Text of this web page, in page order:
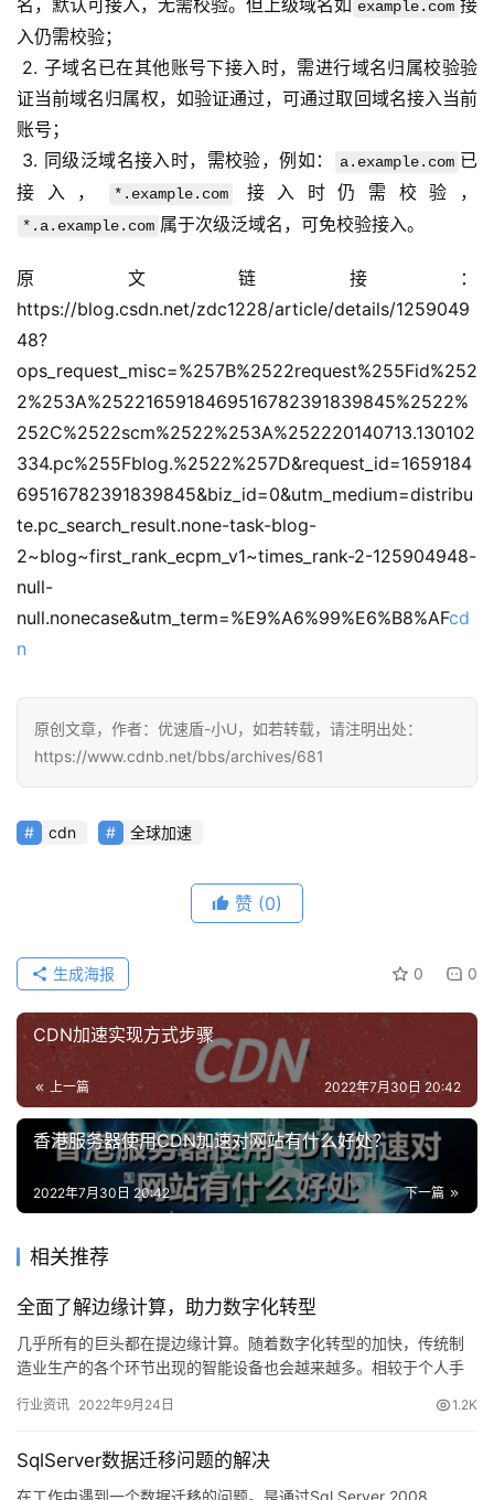
公
告
问
答
社
优
速
盾
动
登录 注册
example.com
入仍需校验；
证当前域名归属权，如验证通过，可通过取回域名接入当前
账号；
3. 同级泛域名接入时，需校验，例如：
a.example.com 已
接入，
*.example.com 接入时仍需校验，
*.a.example.com 属于次级泛域名，可免校验接入。
原文链接：
https://blog.csdn.net/zdc1228/article/details/1259049
48?
ops_request_misc=%257B%2522request%255Fid%252
2%253A%2522165918469516782391839845%2522%
252C%2522scm%2522%253A%252220140713.130102
334.pc%255Fblog.%2522%257D&request_id=1659184
69516782391839845&biz_id=0&utm_medium=distribu
te.pc_search_result.none-task-blog-
2~blog~first_rank_ecpm_v1~times_rank-2-125904948-
null-
null.nonecase&utm_term=%E9%A6%99%E6%B8%AFcd
n
原创文章，作者：优速盾-小U，如若转载，请注明出处：
https://www.cdnb.net/bbs/archives/681
cdn 全球加速
赞 (0)
0 0
生成海报
CDN加速实现方式步骤
上一篇 2022年7月30日 20:42
香港服务器使用CDN加速对网站有什么好处？
下一篇
2022年7月30日 20:42
相关推荐
全面了解边缘计算，助力数字化转型
几乎所有的巨头都在提边缘计算。随着数字化转型的加快，传统制
造业生产的各个环节出现的智能设备也会越来越多。相较于个人手
管理…
行业资讯 2022年9月24日 1.2K
SqlServer数据迁移问题的解决
在工作中遇到一个数据迁移的问题。是通过Sql Server 2008